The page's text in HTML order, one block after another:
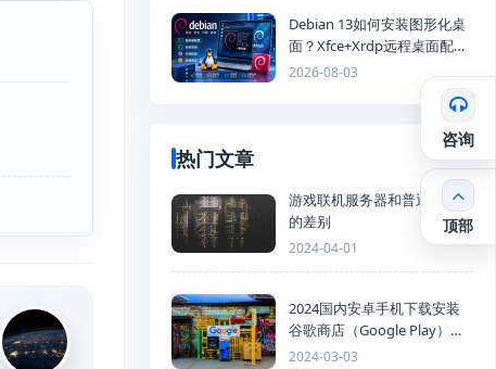
Debian 13如何安装图形化桌
面？Xfce+Xrdp远程桌面配置
教程
2026-08-03
热门文章
游戏联机服务器和普通服务器
的差别
2024-04-01
2024国内安卓手机下载安装
谷歌商店（Google Play）详
细步骤
2024-03-03
咨询
顶部